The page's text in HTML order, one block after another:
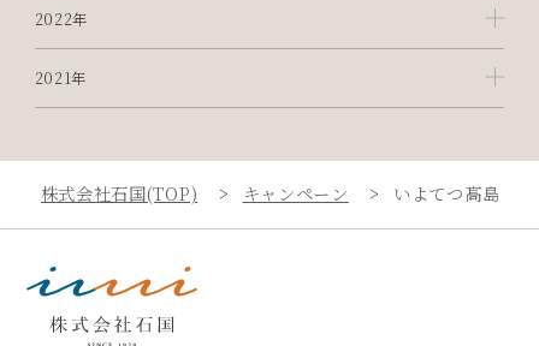
2022年
2021年
株式会社石国(TOP) キャンペーン いよてつ髙島屋